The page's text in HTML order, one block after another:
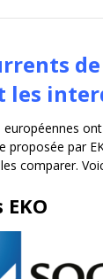
les
européennes
proposée par
comparer.